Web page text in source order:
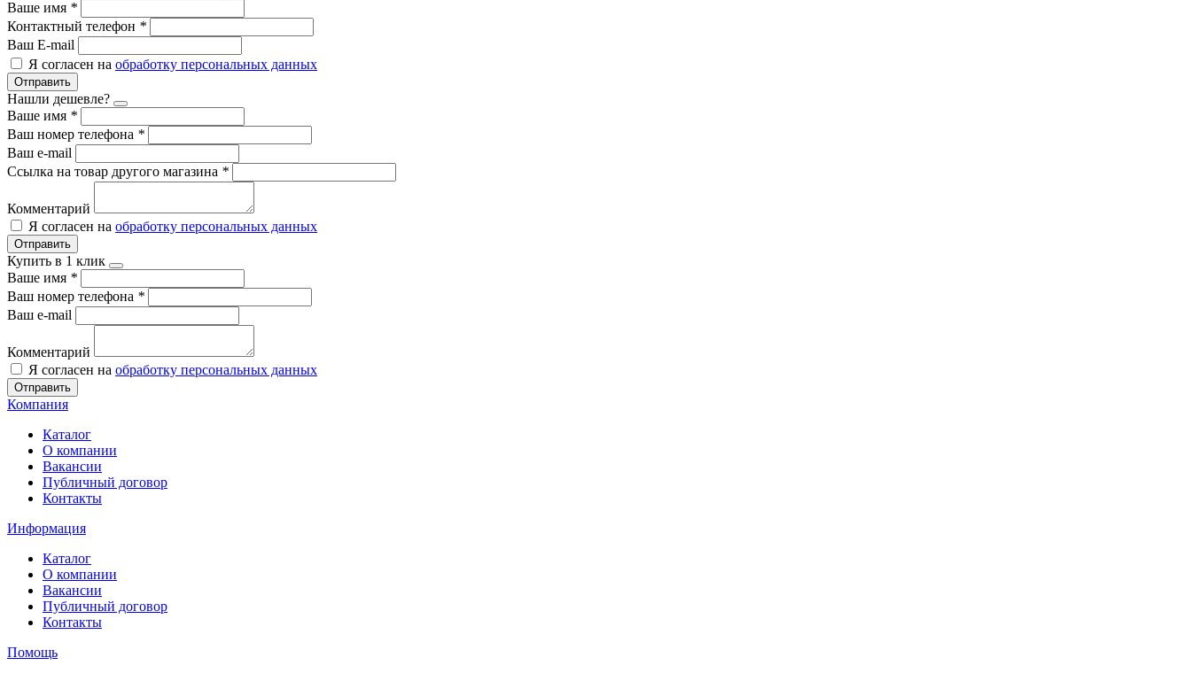
Ваше имя *
Контактный телефон *
Ваш E-mail
Я согласен на обработку персональных данных
Отправить
Нашли дешевле?
Ваше имя *
Ваш номер телефона *
Ваш e-mail
Ссылка на товар другого магазина *
Комментарий
Я согласен на обработку персональных данных
Отправить
Купить в 1 клик
Ваше имя *
Ваш номер телефона *
Ваш e-mail
Комментарий
Я согласен на обработку персональных данных
Отправить
Компания
Каталог
О компании
Вакансии
Публичный договор
Контакты
Информация
Каталог
О компании
Вакансии
Публичный договор
Контакты
Помощь